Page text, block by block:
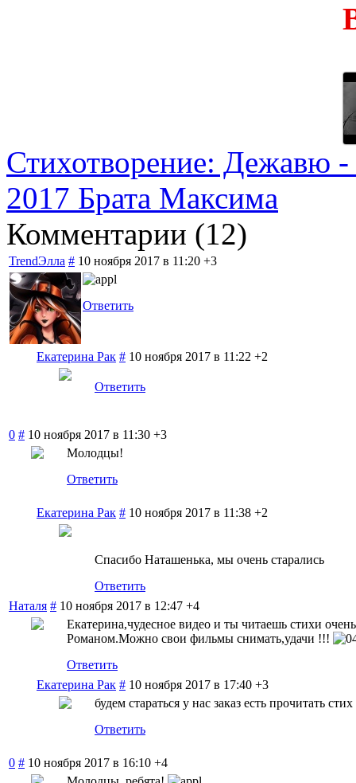
Стихотворение: Дежавю
2017 Брата Максима
Комментарии (12)
TrendЭлла # 10 ноября 2017 в 11:20 +3
Ответить
Екатерина Рак # 10 ноября 2017 в 11:22 +2
Ответить
0 # 10 ноября 2017 в 11:30 +3
Молодцы!
Ответить
Екатерина Рак # 10 ноября 2017 в 11:38 +2
Спасибо Наташенька, мы очень старались
Ответить
Наталя # 10 ноября 2017 в 12:47 +4
Екатерина,чудесное видео и ты читаешь стихи
Романом.Можно свои фильмы снимать,удачи !!!
Ответить
Екатерина Рак # 10 ноября 2017 в 17:40 +3
будем стараться у нас заказ есть прочитать
Ответить
0 # 10 ноября 2017 в 16:10 +4